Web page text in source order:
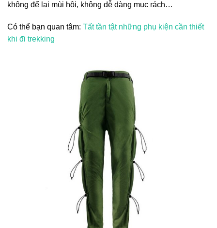
không để lại mùi hôi, không dễ dàng mục rách…
Có thể bạn quan tâm: Tất tần tật những phụ kiện cần thiết
khi đi trekking